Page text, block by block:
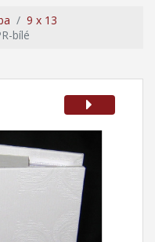
9 x 13
bílé